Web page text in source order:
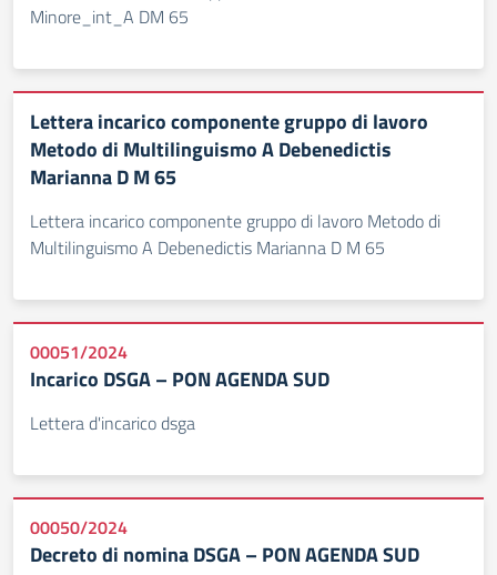
Minore_int_A DM 65
Lettera incarico componente gruppo di lavoro
Metodo di Multilinguismo A Debenedictis
Marianna D M 65
Lettera incarico componente gruppo di lavoro Metodo di
Multilinguismo A Debenedictis Marianna D M 65
00051/2024
Incarico DSGA – PON AGENDA SUD
Lettera d'incarico dsga
00050/2024
Decreto di nomina DSGA – PON AGENDA SUD